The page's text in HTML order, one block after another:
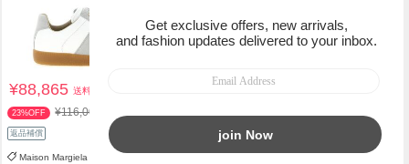
¥88,865送料込
23%OFF ¥116,005
返品補償
Maison Margiela
¥162,700